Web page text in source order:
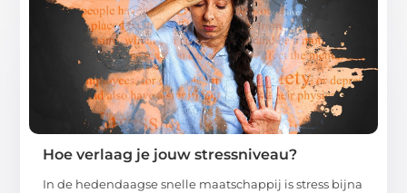
Hoe verlaag je jouw stressniveau?
In de hedendaagse snelle maatschappij is stress bijna